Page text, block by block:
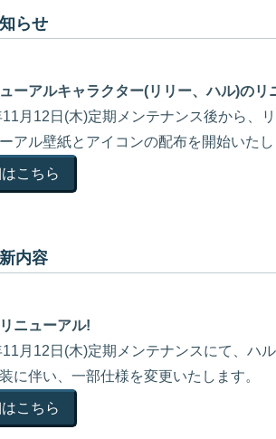
らせ
ーアルキャラクター(リリー、ハル)のリ
月12日(木)定期メンテナンス後から、
アル壁紙とアイコンの配布を開始いた
こちら
内容
ニューアル!
月12日(木)定期メンテナンスにて、ハ
に伴い、一部仕様を変更いたします。
こちら